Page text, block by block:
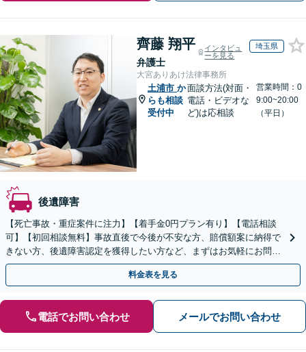
齊藤 翔平
弁護士
インタビュ
ーを見る
埼玉県
大宮ありあけ法律事務所
土浦市 か
らも相談
受付中
面談方法(対面・
電話・ビデオな
ど)は応相談
営業時間：0
9:00~20:00
（平日）
後遺障害
【死亡事故・重症案件に注力】【着手金0円プラン有り】【電話相談
可】【初回相談無料】事故直後で今後が不安な方、賠償額案に納得で
きない方、後遺障害認定を獲得したい方など、まずはお気軽にお問い
合わせください。
料金表を見る
電話でお問い合わせ メールでお問い合わせ